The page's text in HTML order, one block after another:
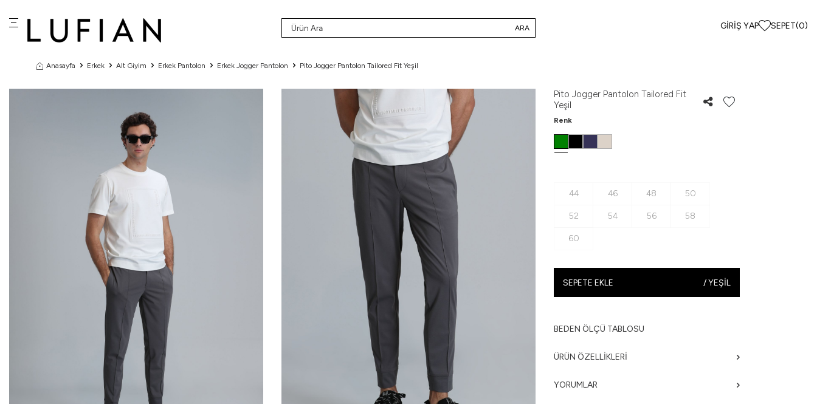
ARA GIRIŞ YAP SEPET(0)
Anasayfa Erkek Alt Giyim Erkek Pantolon Erkek Jogger Pantolon Pito Jogger Pantolon Tailored Fit Yeşil
Pito Jogger Pantolon Tailored Fit
Yeşil
Renk
44 46 48 50
52 54 56 58
60
SEPETE EKLE /YEŞIL
BEDEN ÖLÇÜ TABLOSU
ÜRÜN ÖZELLIKLERI
YORUMLAR